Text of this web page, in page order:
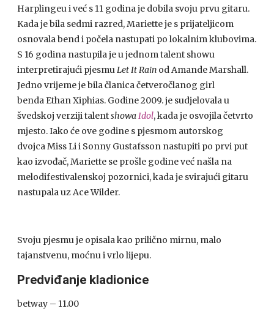
Harplingeu i već s 11 godina je dobila svoju prvu gitaru.
Kada je bila sedmi razred, Mariette je s prijateljicom
osnovala bend i počela nastupati po lokalnim klubovima.
S 16 godina nastupila je u jednom talent showu
interpretirajući pjesmuLet It Rain od Amande Marshall.
Jedno vrijeme je bila članica četveročlanog girl
benda Ethan Xiphias. Godine 2009. je sudjelovala u
švedskoj verziji talentshowaIdol, kada je osvojila četvrto
mjesto. Iako će ove godine s pjesmom autorskog
dvojca Miss Li i Sonny Gustafsson nastupiti po prvi put
kao izvođač, Mariette se prošle godine već našla na
melodifestivalenskoj pozornici, kada je svirajući gitaru
nastupala uz Ace Wilder.
Svoju pjesmu je opisala kao prilično mirnu, malo
tajanstvenu, moćnu i vrlo lijepu.
Predviđanje kladionice
betway – 11.00